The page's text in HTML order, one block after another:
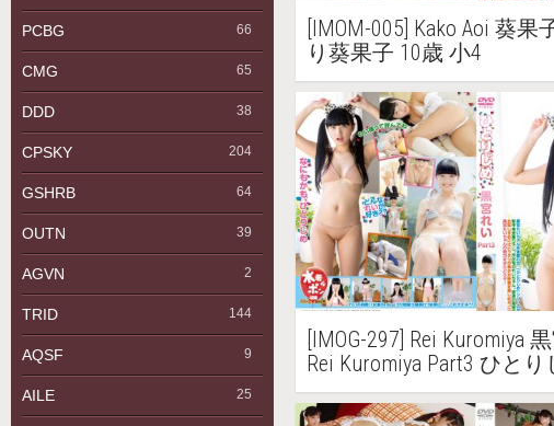
PCBG 66
CMG 65
DDD 38
CPSKY 204
GSHRB 64
OUTN 39
AGVN 2
TRID 144
AQSF 9
AILE 25
[IMOM-005] Kako Aoi 葵
り葵果子 10歳 小4
[IMOG-297] Rei Kuromiya
Rei Kuromiya Part3 ひと
い Part3